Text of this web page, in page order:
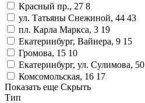
Красный пр., 27 8
ул. Татьяны Снежиной, 44 43
пл. Карла Маркса, 3 19
Екатеринбург, Вайнера, 9 15
Громова, 15 10
Екатеринбург, ул. Сулимова, 50
Комсомольская, 16 17
Показать еще Скрыть
Тип